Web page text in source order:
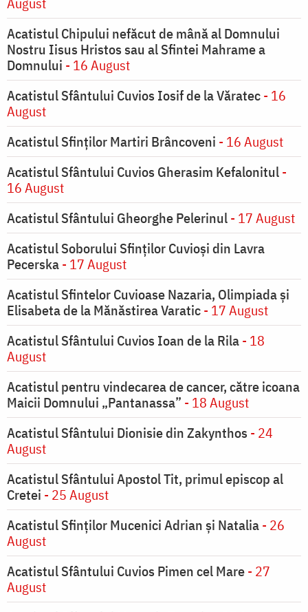
Acatistul Chipului nefăcut de mână al Domnului
Nostru Iisus Hristos sau al Sfintei Mahrame a
Domnului - 16 August
Acatistul Sfântului Cuvios Iosif de la Văratec- 16
August
Acatistul Sfinților Martiri Brâncoveni - 16 August
Acatistul Sfântului Cuvios Gherasim Kefalonitul-
16 August
Acatistul Sfântului Gheorghe Pelerinul- 17 August
Acatistul Soborului Sfinților Cuvioși din Lavra
Pecerska- 17 August
Acatistul Sfintelor Cuvioase Nazaria, Olimpiada și
Elisabeta de la Mănăstirea Varatic- 17 August
Acatistul Sfântului Cuvios Ioan de la Rila- 18
August
Acatistul pentru vindecarea de cancer, către icoana
Maicii Domnului „Pantanassa” - 18 August
Acatistul Sfântului Dionisie din Zakynthos - 24
August
Acatistul Sfântului Apostol Tit, primul episcop al
Cretei - 25 August
Acatistul Sfinților Mucenici Adrian și Natalia- 26
August
Acatistul Sfântului Cuvios Pimen cel Mare- 27
August